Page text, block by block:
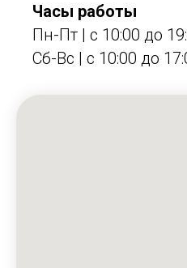
Часы работы
Пн-Пт | с 10:00 до
Сб-Вс | c 10:00 до